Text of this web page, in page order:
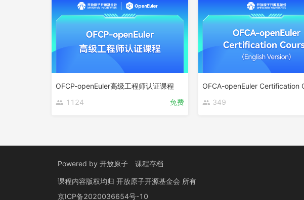
OFCP-openEuler高级工程师认证课程
1124
免费
349
Powered by 开放原子 课程存档
课程内容版权均归 开放原子开源基金会 所有
京ICP备2020036654号-10